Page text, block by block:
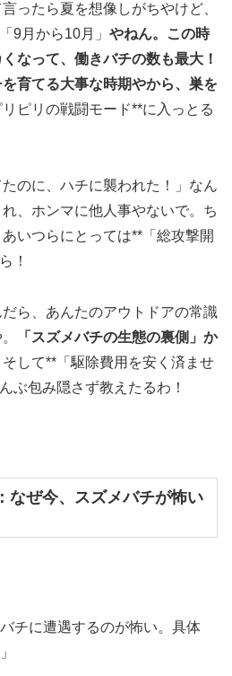
ったら夏を想像しがちやけど、
9月から10月」 やねん。この時
なって、働きバチの数も最大！
育てる大事な時期やから、巣を
ピリの戦闘モード**に入っとる
たのに、ハチに襲われた！」なん
、ホンマに他人事やないで。ち
いつらにとっては**「総攻撃開
！
ら、あんたのアウトドアの常識
「スズメバチの生態の裏側」か
そして**「駆除費用を安く済ませ
ぶ包み隠さず教えたるわ！
なぜ今、スズメバチが怖い
チに遭遇するのが怖い。具体